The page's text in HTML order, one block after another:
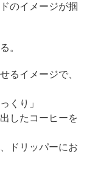
のイメージが掴
。
るイメージで、
くり」
したコーヒーを
ドリッパーにお